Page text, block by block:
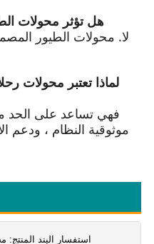
9. هل تؤثر محولات
لا. محولات الطيور
فهي تساعد على الحد
موثوقية النظام ، ودعم